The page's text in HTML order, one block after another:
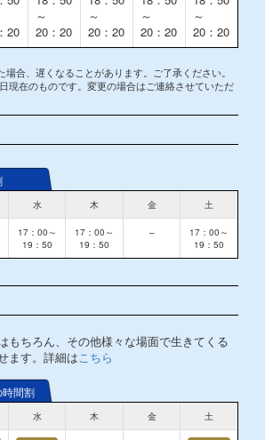
20
～
20：20
～
20：20
～
20：20
～
20：20
合、遅くなることがあります。ご了承ください。
現在のものです。変更の場合はご連絡させていただ
水 木 金 土
17：00～
19：50
17：00～
19：50
–
17：00～
19：50
もちろん、その他様々な場面で生きてくる
ます。詳細はこちら
間割
水 木 金 土